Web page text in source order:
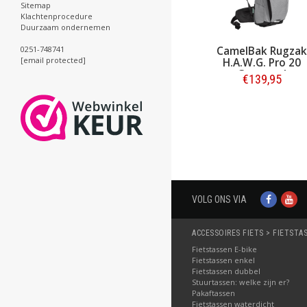
Sitemap
Klachtenprocedure
Duurzaam ondernemen
0251-748741
[email protected]
10L
Bestellen
CamelBak
Podium Chill 600
Reflective Pink
€15,95
VOLG ONS VIA
ACCESSOIRES FIETS >
Fietstassen E-bike
Fietstassen enkel
Fietstassen dubbel
Stuurtassen: welke zijn er?
Pakaftassen
Fietstassen waterdicht